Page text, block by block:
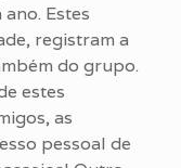
Estes
registram a
do grupo.
estes
as
pessoal de